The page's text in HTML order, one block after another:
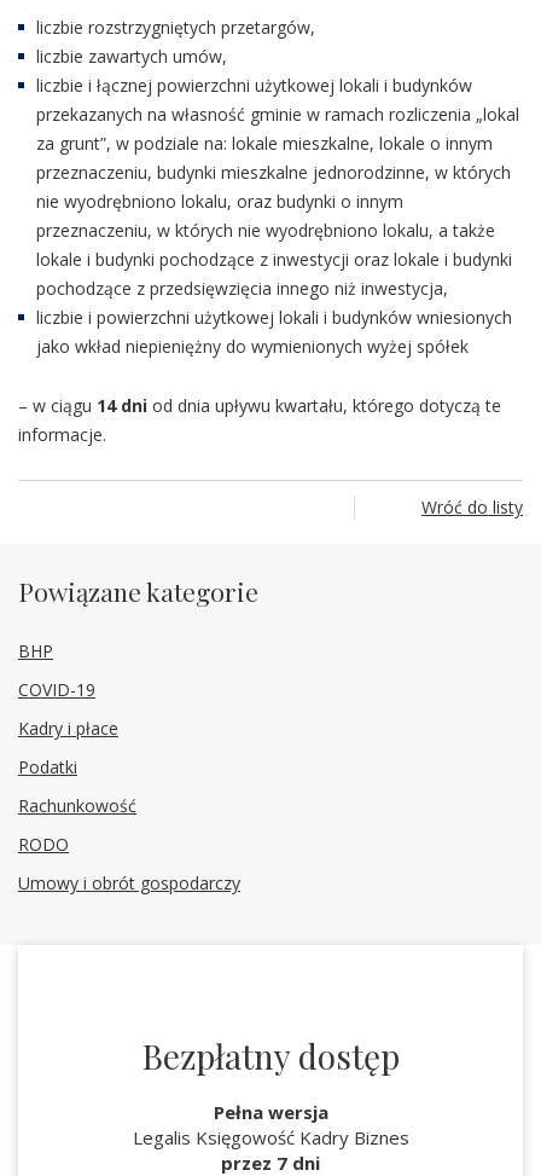
liczbie rozstrzygniętych przetargów,
liczbie zawartych umów,
liczbie i łącznej powierzchni użytkowej lokali i budynków
przekazanych na własność gminie w ramach rozliczenia „lokal
za grunt”, w podziale na: lokale mieszkalne, lokale o innym
przeznaczeniu, budynki mieszkalne jednorodzinne, w których
nie wyodrębniono lokalu, oraz budynki o innym
przeznaczeniu, w których nie wyodrębniono lokalu, a także
lokale i budynki pochodzące z inwestycji oraz lokale i budynki
pochodzące z przedsięwzięcia innego niż inwestycja,
liczbie i powierzchni użytkowej lokali i budynków wniesionych
jako wkład niepieniężny do wymienionych wyżej spółek
– w ciągu 14 dni od dnia upływu kwartału, którego dotyczą te
informacje.
Wróć do listy
Powiązane kategorie
BHP
COVID-19
Kadry i płace
Podatki
Rachunkowość
RODO
Umowy i obrót gospodarczy
Bezpłatny dostęp
Pełna wersja
Legalis Księgowość Kadry Biznes
przez 7 dni